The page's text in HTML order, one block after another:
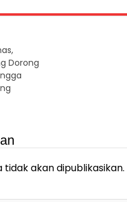
Dorong
akan dipublikasikan.